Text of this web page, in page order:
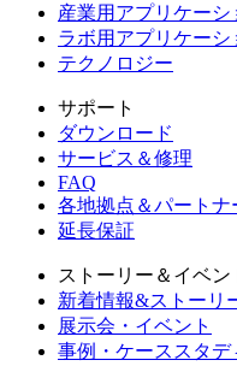
産業用アプリケーシ
ラボ用アプリケーシ
テクノロジー
サポート
ダウンロード
サービス＆修理
FAQ
各地拠点＆パートナ
延長保証
ストーリー＆イベン
新着情報&ストーリ
展示会・イベント
事例・ケーススタデ